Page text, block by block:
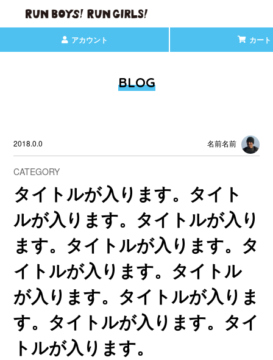
アカウント カート
BLOG
2018.0.0 名前名前
CATEGORY
タイトルが入ります。タイト
ルが入ります。タイトルが入り
ます。タイトルが入ります。タ
イトルが入ります。タイトル
が入ります。タイトルが入りま
す。タイトルが入ります。タイ
トルが入ります。